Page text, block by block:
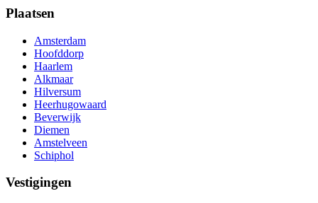
Plaatsen
Amsterdam
Hoofddorp
Haarlem
Alkmaar
Hilversum
Heerhugowaard
Beverwijk
Diemen
Amstelveen
Schiphol
Vestigingen